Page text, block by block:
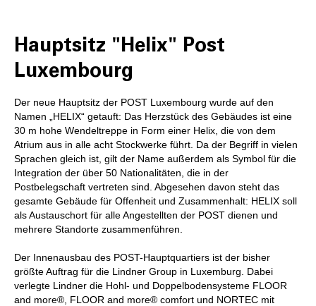
Hauptsitz "Helix" Post
Luxembourg
Der neue Hauptsitz der POST Luxembourg wurde auf den
Namen „HELIX“ getauft: Das Herzstück des Gebäudes ist eine
30 m hohe Wendeltreppe in Form einer Helix, die von dem
Atrium aus in alle acht Stockwerke führt. Da der Begriff in vielen
Sprachen gleich ist, gilt der Name außerdem als Symbol für die
Integration der über 50 Nationalitäten, die in der
Postbelegschaft vertreten sind. Abgesehen davon steht das
gesamte Gebäude für Offenheit und Zusammenhalt: HELIX soll
als Austauschort für alle Angestellten der POST dienen und
mehrere Standorte zusammenführen.
Der Innenausbau des POST-Hauptquartiers ist der bisher
größte Auftrag für die Lindner Group in Luxemburg. Dabei
verlegte Lindner die Hohl- und Doppelbodensysteme FLOOR
and more®, FLOOR and more® comfort und NORTEC mit